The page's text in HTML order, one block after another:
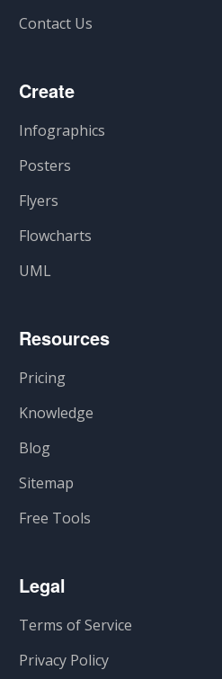
Contact Us
Create
Infographics
Posters
Flyers
Flowcharts
UML
Resources
Pricing
Knowledge
Blog
Sitemap
Free Tools
Legal
Terms of Service
Privacy Policy